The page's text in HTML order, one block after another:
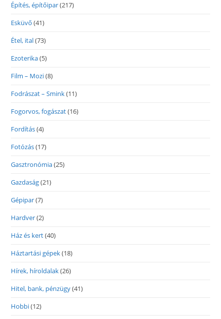
Építés, építőipar(217)
Esküvő (41)
Étel, ital(73)
Ezoterika(5)
Film – Mozi(8)
Fodrászat – Smink(11)
Fogorvos, fogászat(16)
Fordítás(4)
Fotózás(17)
Gasztronómia(25)
Gazdaság(21)
Gépipar(7)
Hardver(2)
Ház és kert(40)
Háztartási gépek(18)
Hírek, híroldalak(26)
Hitel, bank, pénzügy(41)
Hobbi(12)